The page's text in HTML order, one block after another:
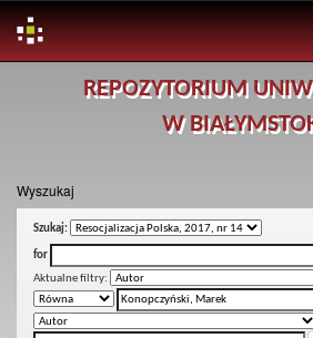
REPOZYTORIUM
W
Wyszukaj
Szukaj:
for
Aktualne filtry: